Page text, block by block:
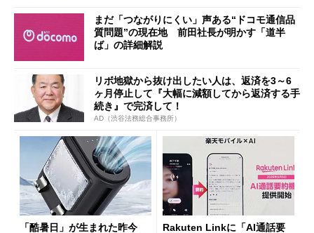
まだ「つながりにくい」声ある“ドコモ通信品
質問題”の現在地 前田社長が明かす「道半
ば」の詳細解説
リボ地獄から抜け出したい人は、返済を3～6
ヶ月停止して『大幅に減額してから返済する手
続き』で完済して！
AD（渋谷法務総合事務所）
「酷暑日」が生まれた昨今
Rakuten Linkに「AI通話要